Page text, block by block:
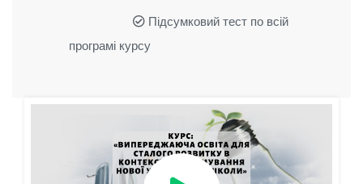
Підсумковий тест по всій
програмі курсу